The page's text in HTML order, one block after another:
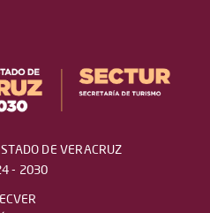
DE VERACRUZ
- 2030